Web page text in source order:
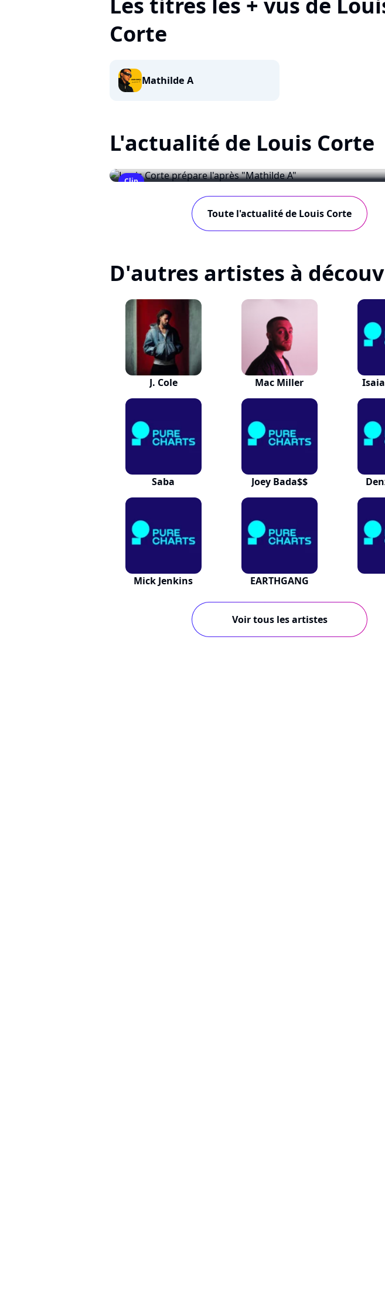
Corte
Mathilde A
L'actualité de Louis Corte
Clip
Louis Corte prépare l'après "Mathilde A"
Toute l'actualité de Louis Corte
D'autres artistes à
J. Cole Mac Miller
Saba Joey Bada$$
Mick Jenkins EARTHGANG
Voir tous les artistes